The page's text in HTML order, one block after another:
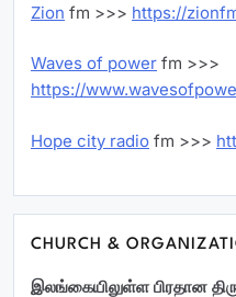
Zion fm >>> https://
Waves of power fm >>>
https://
Hope city radio fm >>>
CHURCH &
இலங்கையிலுள்ள பிரதான